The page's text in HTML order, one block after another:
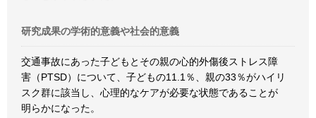
研究成果の学術的意義や社会的意義
交通事故にあった子どもとその親の心的外傷後ストレス障
害（PTSD）について、子どもの11.1％、親の33％がハイリ
スク群に該当し、心理的なケアが必要な状態であることが
明らかになった。